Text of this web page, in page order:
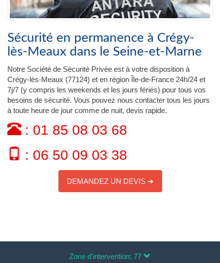
Sécurité en permanence à Crégy-
lès-Meaux dans le Seine-et-Marne
Notre Société de Sécurité Privée est à votre disposition à
Crégy-lès-Meaux (77124) et en région Île-de-France 24h/24 et
7j/7 (y compris les weekends et les jours fériés) pour tous vos
besoins de sécurité. Vous pouvez nous contacter tous les jours
à toute heure de jour comme de nuit, devis rapide.
: 01 85 08 03 68
: 06 50 09 03 38
DEMANDEZ UN DEVIS ➔
Zone d'intervention: 77